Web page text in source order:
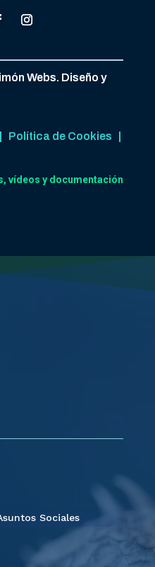
Webs. Diseño y
Política de Cookies
vídeos y documentación
Sociales